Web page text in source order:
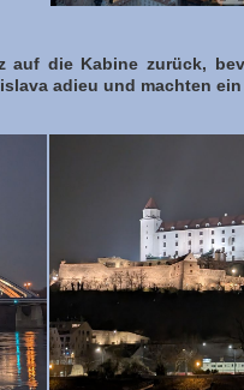
die Kabine zurück,
adieu und machten